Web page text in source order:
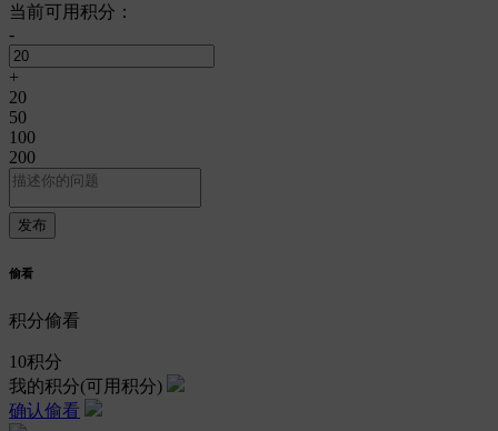
当前可用积分：
-
+
20
50
100
200
偷看
积分偷看
10积分
我的积分(可用积分)
确认偷看